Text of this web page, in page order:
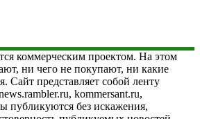
коммерческим проектом. На этом
ни чего не покупают, ни какие
Сайт представляет собой ленту
kommersant.ru,
публикуются без искажения,